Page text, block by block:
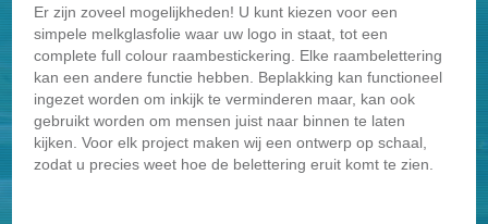
Er zijn zoveel mogelijkheden! U kunt kiezen voor een
simpele melkglasfolie waar uw logo in staat, tot een
complete full colour raambestickering. Elke raambelettering
kan een andere functie hebben. Beplakking kan functioneel
ingezet worden om inkijk te verminderen maar, kan ook
gebruikt worden om mensen juist naar binnen te laten
kijken. Voor elk project maken wij een ontwerp op schaal,
zodat u precies weet hoe de belettering eruit komt te zien.